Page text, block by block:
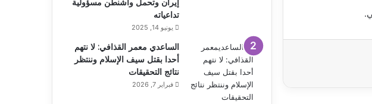
إيران وتحمل واشنطن مسؤولية
تداعياته
يونيو 14, 2025
الساعدي معمر القذافي: لا نتهم
أحدا بقتل سيف الإسلام وننتظر
نتائج التحقيقات
فبراير 7, 2026